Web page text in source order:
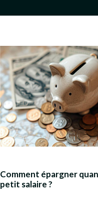
Comment épargner
petit salaire ?